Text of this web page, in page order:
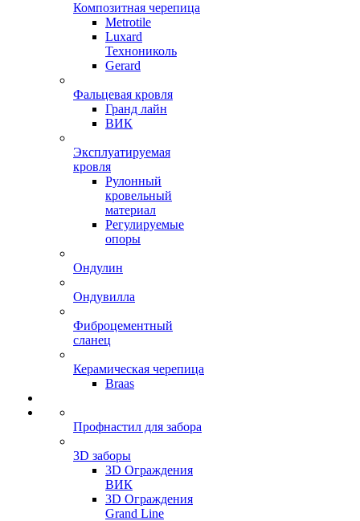
Композитная черепица
Metrotile
Luxard
Технониколь
Gerard
Фальцевая кровля
Гранд лайн
ВИК
Эксплуатируемая
кровля
Рулонный
кровельный
материал
Регулируемые
опоры
Ондулин
Ондувилла
Фиброцементный
сланец
Керамическая черепица
Braas
Профнастил для забора
3D заборы
3D Ограждения
ВИК
3D Ограждения
Grand Line